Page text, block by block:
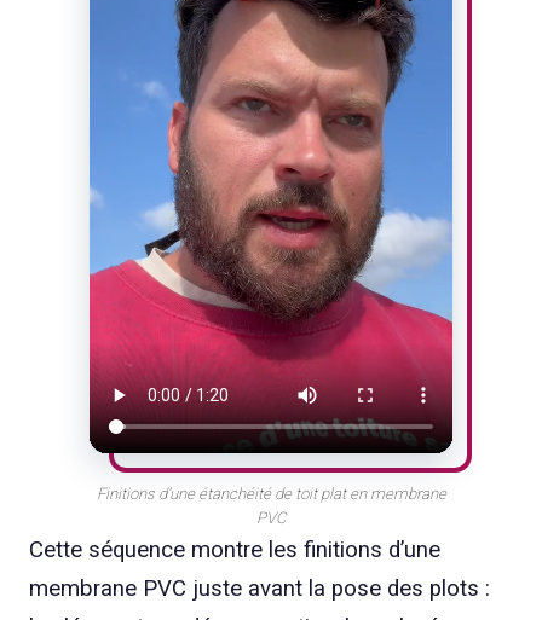
Finitions d’une étanchéité de toit plat en membrane
PVC
Cette séquence montre les finitions d’une
membrane PVC juste avant la pose des plots :